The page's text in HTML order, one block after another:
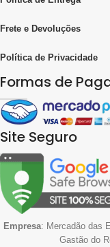
Frete e Devoluções
Política de Privacidade
Formas de
Site Seguro
Empresa: Mercadão das
Gastão do